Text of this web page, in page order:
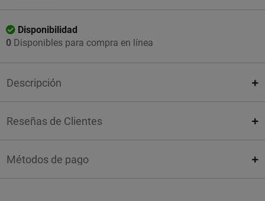
Disponibilidad
0 Disponibles para compra en línea
Descripción
Reseñas de Clientes
Métodos de pago